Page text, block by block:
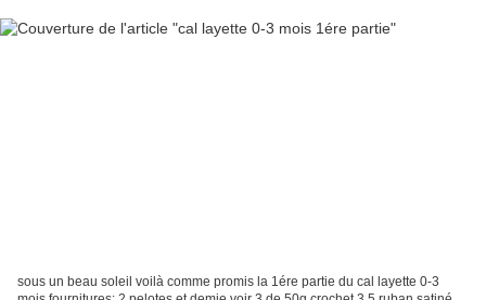
sous un beau soleil voilà comme promis la 1ére partie du cal layette 0-3